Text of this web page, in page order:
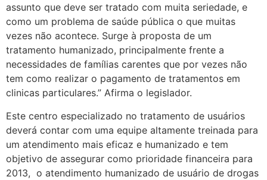
assunto que deve ser tratado com muita seriedade, e
como um problema de saúde pública o que muitas
vezes não acontece. Surge à proposta de um
tratamento humanizado, principalmente frente a
necessidades de famílias carentes que por vezes não
tem como realizar o pagamento de tratamentos em
clinicas particulares.” Afirma o legislador.
Este centro especializado no tratamento de usuários
deverá contar com uma equipe altamente treinada para
um atendimento mais eficaz e humanizado e tem
objetivo de assegurar como prioridade financeira para
2013, o atendimento humanizado de usuário de drogas